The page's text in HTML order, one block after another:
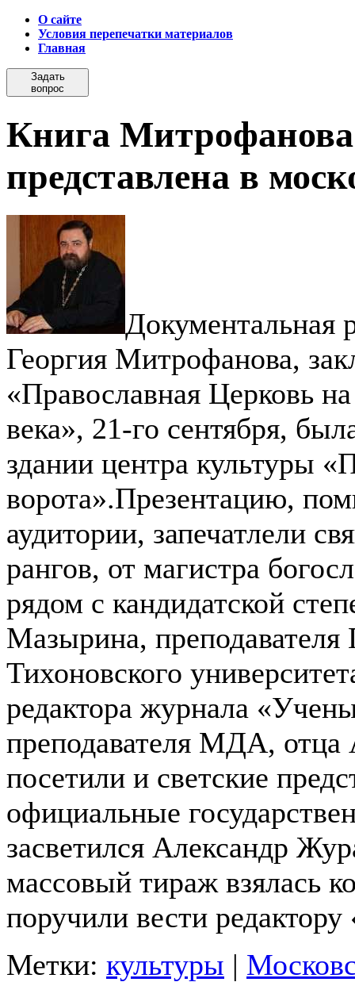
О сайте
Условия перепечатки материалов
Главная
Задать
вопрос
Книга
представлена в
Документальная
Георгия Митрофанова,
«Православная Церковь
века», 21-го сентября,
здании центра культуры
ворота».Презентацию,
аудитории, запечатлели
рангов, от магистра
рядом с кандидатской
Мазырина, преподавателя
Тихоновского
редактора журнала
преподавателя МДА, отца
посетили и светские
официальные
засветился Александр
массовый тираж взялась
поручили вести
Метки: культуры |